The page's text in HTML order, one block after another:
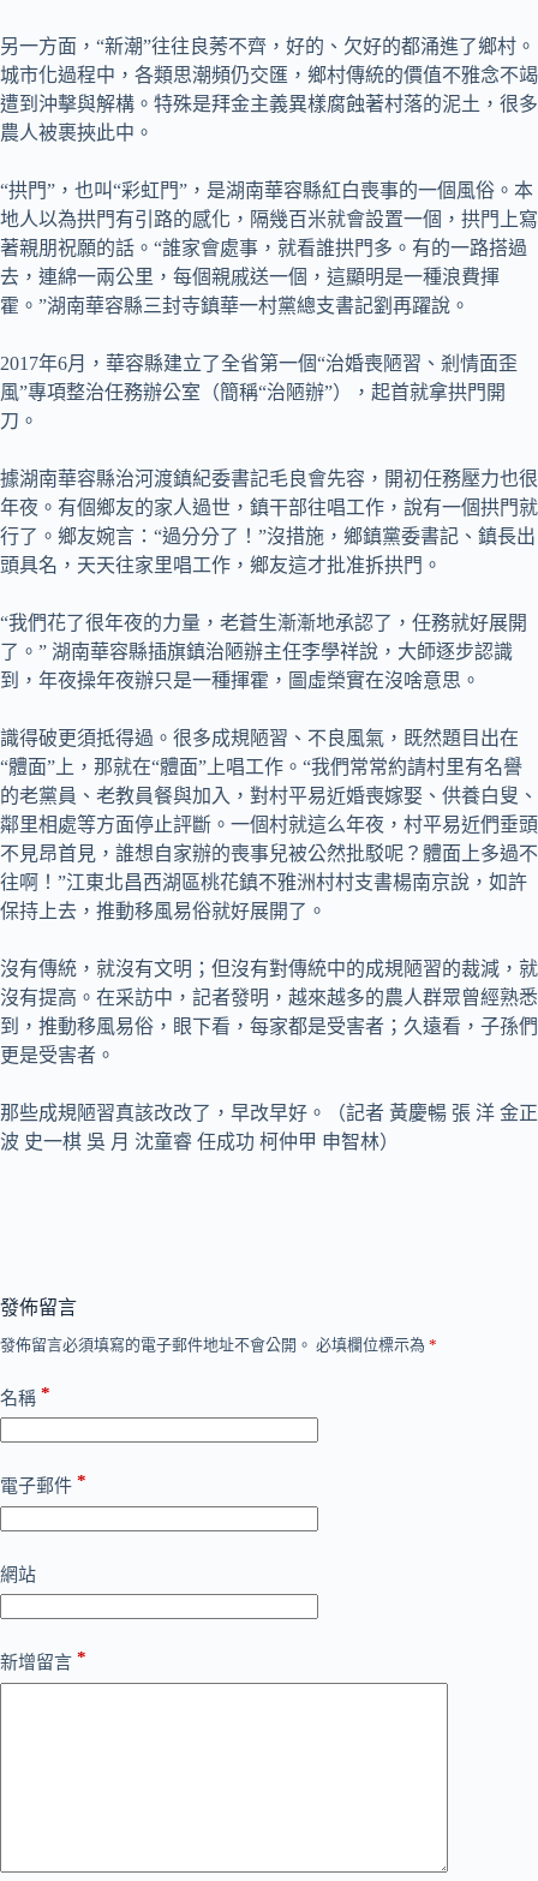
另一方面，“新潮”往往良莠不齊，好的、欠好的都涌進了鄉村。
城市化過程中，各類思潮頻仍交匯，鄉村傳統的價值不雅念不竭
遭到沖擊與解構。特殊是拜金主義異樣腐蝕著村落的泥土，很多
農人被裹挾此中。
“拱門”，也叫“彩虹門”，是湖南華容縣紅白喪事的一個風俗。本
地人以為拱門有引路的感化，隔幾百米就會設置一個，拱門上寫
著親朋祝願的話。“誰家會處事，就看誰拱門多。有的一路搭過
去，連綿一兩公里，每個親戚送一個，這顯明是一種浪費揮
霍。”湖南華容縣三封寺鎮華一村黨總支書記劉再躍說。
2017年6月，華容縣建立了全省第一個“治婚喪陋習、剎情面歪
風”專項整治任務辦公室（簡稱“治陋辦”），起首就拿拱門開
刀。
據湖南華容縣治河渡鎮紀委書記毛良會先容，開初任務壓力也很
年夜。有個鄉友的家人過世，鎮干部往唱工作，說有一個拱門就
行了。鄉友婉言：“過分分了！”沒措施，鄉鎮黨委書記、鎮長出
頭具名，天天往家里唱工作，鄉友這才批准拆拱門。
“我們花了很年夜的力量，老蒼生漸漸地承認了，任務就好展開
了。” 湖南華容縣插旗鎮治陋辦主任李學祥說，大師逐步認識
到，年夜操年夜辦只是一種揮霍，圖虛榮實在沒啥意思。
識得破更須抵得過。很多成規陋習、不良風氣，既然題目出在
“體面”上，那就在“體面”上唱工作。“我們常常約請村里有名譽
的老黨員、老教員餐與加入，對村平易近婚喪嫁娶、供養白叟、
鄰里相處等方面停止評斷。一個村就這么年夜，村平易近們垂頭
不見昂首見，誰想自家辦的喪事兒被公然批駁呢？體面上多過不
往啊！”江東北昌西湖區桃花鎮不雅洲村村支書楊南京說，如許
保持上去，推動移風易俗就好展開了。
沒有傳統，就沒有文明；但沒有對傳統中的成規陋習的裁減，就
沒有提高。在采訪中，記者發明，越來越多的農人群眾曾經熟悉
到，推動移風易俗，眼下看，每家都是受害者；久遠看，子孫們
更是受害者。
那些成規陋習真該改改了，早改早好。（記者 黃慶暢 張 洋 金正
波 史一棋 吳 月 沈童睿 任成功 柯仲甲 申智林）
發佈留言
發佈留言必須填寫的電子郵件地址不會公開。 必填欄位標示為 *
名稱 *
電子郵件 *
網站
新增留言 *